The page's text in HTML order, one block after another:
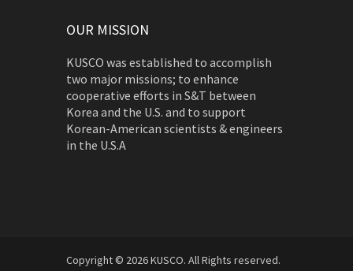
OUR MISSION
KUSCO was established to accomplish
two major missions; to enhance
cooperative efforts in S&T between
Korea and the U.S. and to support
Korean-American scientists & engineers
in the U.S.A
Copyright © 2026 KUSCO. All Rights reserved.